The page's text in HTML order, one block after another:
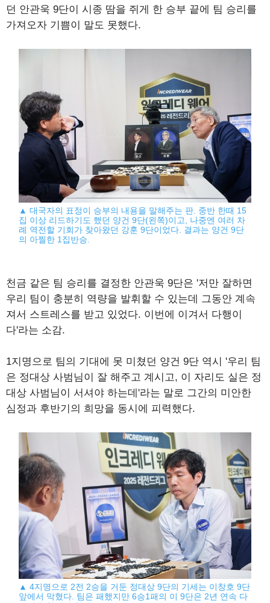
던 안관욱 9단이 시종 땀을 쥐게 한 승부 끝에 팀 승리를
가져오자 기쁨이 말도 못했다.
▲ 대국자의 표정이 승부의 내용을 말해주는 판. 중반 한때 15
집 이상 리드하기도 했던 양건 9단(왼쪽)이고, 나중엔 여러 차
례 역전할 기회가 찾아왔던 강훈 9단이었다. 결과는 양건 9단
의 아찔한 1집반승.
천금 같은 팀 승리를 결정한 안관욱 9단은 '저만 잘하면
우리 팀이 충분히 역량을 발휘할 수 있는데 그동안 계속
져서 스트레스를 받고 있었다. 이번에 이겨서 다행이
다'라는 소감.
1지명으로 팀의 기대에 못 미쳤던 양건 9단 역시 '우리 팀
은 정대상 사범님이 잘 해주고 계시고, 이 자리도 실은 정
대상 사범님이 서셔야 하는데'라는 말로 그간의 미안한
심정과 후반기의 희망을 동시에 피력했다.
▲ 4지명으로 2전 2승을 거둔 정대상 9단의 기세는 이창호 9단
앞에서 막혔다. 팀은 패했지만 6승1패의 이 9단은 2년 연속 다